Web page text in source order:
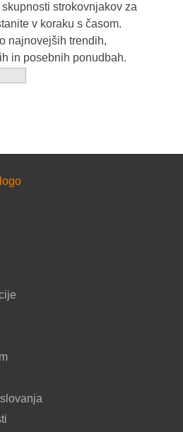
strokovnjakov za
v koraku s časom.
najnovejših trendih,
in posebnih ponudbah.